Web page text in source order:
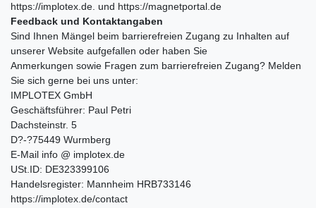
https://implotex.de. und https://magnetportal.de
Feedback und Kontaktangaben
Sind Ihnen Mängel beim barrierefreien Zugang zu Inhalten auf
unserer Website aufgefallen oder haben Sie
Anmerkungen sowie Fragen zum barrierefreien Zugang? Melden
Sie sich gerne bei uns unter:
IMPLOTEX GmbH
Geschäftsführer: Paul Petri
Dachsteinstr. 5
D?-?75449 Wurmberg
E-Mail info @ implotex.de
USt.ID: DE323399106
Handelsregister: Mannheim HRB733146
https://implotex.de/contact